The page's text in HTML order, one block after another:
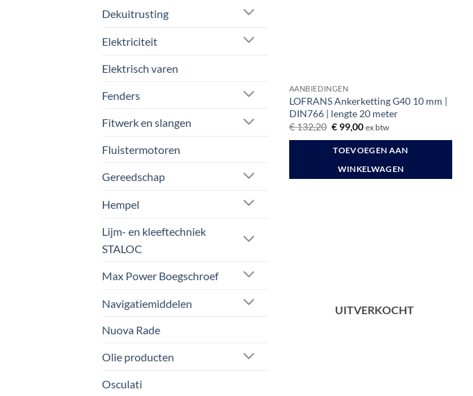
Dekuitrusting
Elektriciteit
Elektrisch varen
Fenders
Fitwerk en slangen
Fluistermotoren
Gereedschap
Hempel
Lijm- en kleeftechniek
STALOC
Max Power Boegschroef
Navigatiemiddelen
Nuova Rade
Olie producten
Osculati
AANBIEDINGEN
LOFRANS Ankerketting G40 10 mm |
DIN766 | lengte 20 meter
€132,20 Oorspronkelijke
prijs
was:
€ 132,20.
€ 99,00Huidige
is:
€ 99,00.
ex btw
TOEVOEGEN AAN
WINKELWAGEN
UITVERKOCHT